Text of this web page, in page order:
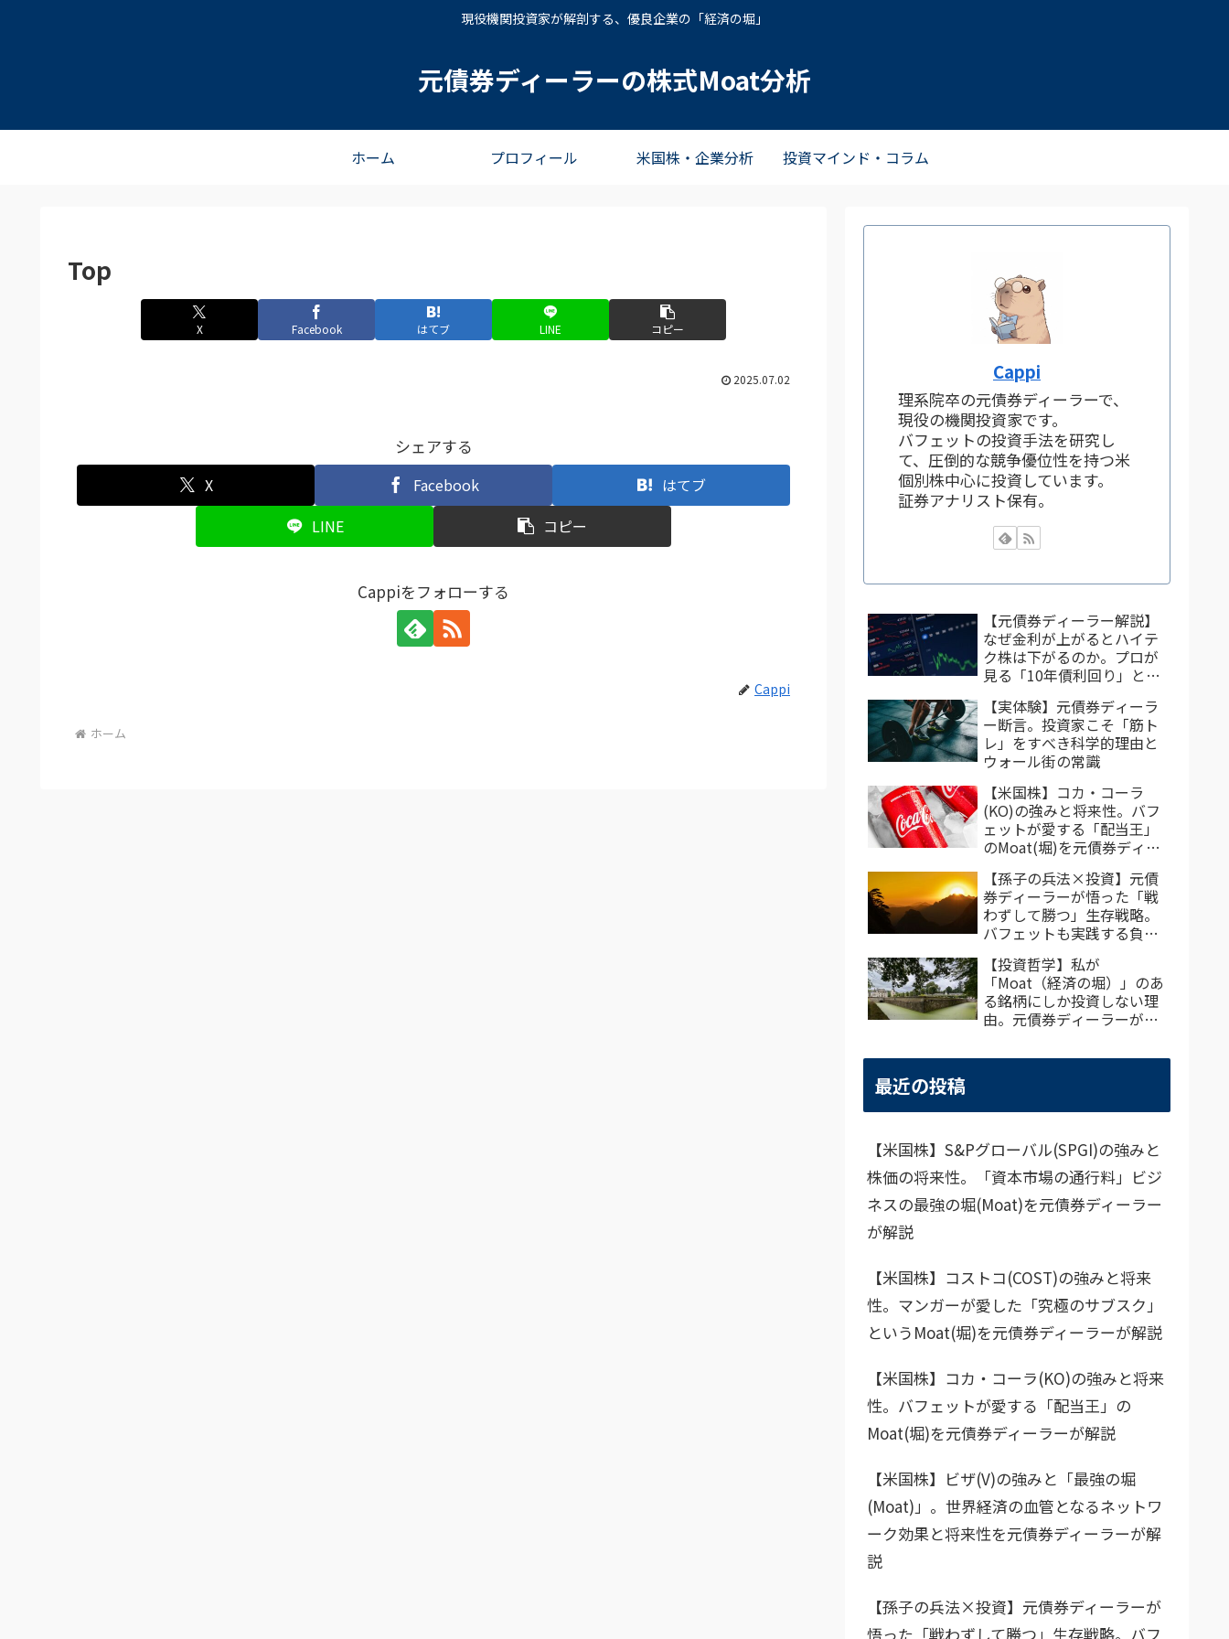
現役機関投資家が解剖する、優良企業の「経済の堀」
元債券ディーラーの株式Moat分析
ホーム プロフィール 米国株・企業分析 投資マインド・コラム
Top
X Facebook はてブ LINE コピー
2025.07.02
シェアする
X Facebook
はてブ
LINE
コピー
Cappiをフォローする
Cappi
ホーム
Cappi
理系院卒の元債券ディーラーで、
現役の機関投資家です。
バフェットの投資手法を研究し
て、圧倒的な競争優位性を持つ米
個別株中心に投資しています。
証券アナリスト保有。
【元債券ディーラー解説】
なぜ金利が上がるとハイテ
ク株は下がるのか。プロが
見る「10年債利回り」と株
【実体験】元債券ディーラ
ー断言。投資家こそ「筋ト
レ」をすべき科学的理由と
ウォール街の常識
【米国株】コカ・コーラ
(KO)の強みと将来性。バフ
ェットが愛する「配当王」
のMoat(堀)を元債券ディー
【孫子の兵法×投資】元債
券ディーラーが悟った「戦
わずして勝つ」生存戦略。
バフェットも実践する負け
【投資哲学】私が
「Moat（経済の堀）」のあ
る銘柄にしか投資しない理
由。元債券ディーラーが実
株選定基準
最近の投稿
【米国株】S&Pグローバル(SPGI)の強みと
株価の将来性。「資本市場の通行料」ビジ
ネスの最強の堀(Moat)を元債券ディーラー
が解説
【米国株】コストコ(COST)の強みと将来
性。マンガーが愛した「究極のサブスク」
というMoat(堀)を元債券ディーラーが解説
【米国株】コカ・コーラ(KO)の強みと将来
性。バフェットが愛する「配当王」の
Moat(堀)を元債券ディーラーが解説
【米国株】ビザ(V)の強みと「最強の堀
(Moat)」。世界経済の血管となるネットワ
ーク効果と将来性を元債券ディーラーが解
説
【孫子の兵法×投資】元債券ディーラーが
悟った「戦わずして勝つ」生存戦略。バフ